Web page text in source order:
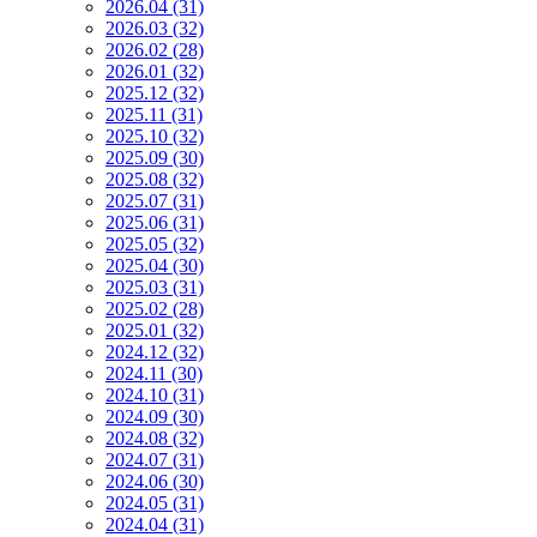
2026.04 (31)
2026.03 (32)
2026.02 (28)
2026.01 (32)
2025.12 (32)
2025.11 (31)
2025.10 (32)
2025.09 (30)
2025.08 (32)
2025.07 (31)
2025.06 (31)
2025.05 (32)
2025.04 (30)
2025.03 (31)
2025.02 (28)
2025.01 (32)
2024.12 (32)
2024.11 (30)
2024.10 (31)
2024.09 (30)
2024.08 (32)
2024.07 (31)
2024.06 (30)
2024.05 (31)
2024.04 (31)